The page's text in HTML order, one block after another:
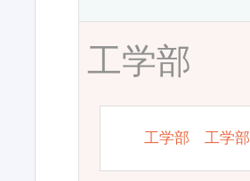
工学部
工学部 工学部